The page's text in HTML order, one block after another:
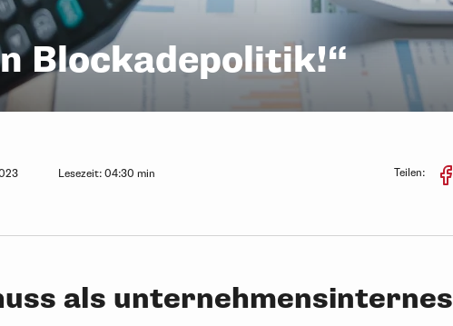
Blockadepolitik!“
Lesezeit: 04:30 min Teilen:
als unternehmensinternes